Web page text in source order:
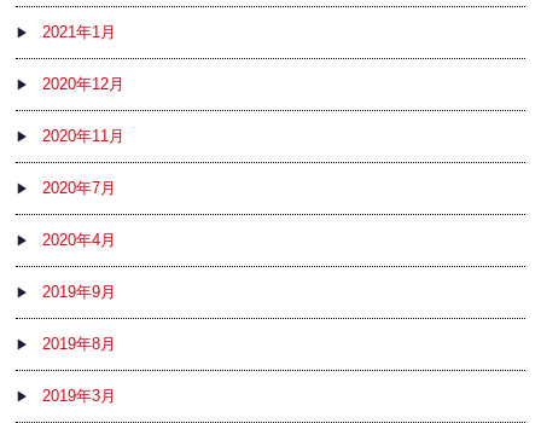
2021年1月
2020年12月
2020年11月
2020年7月
2020年4月
2019年9月
2019年8月
2019年3月